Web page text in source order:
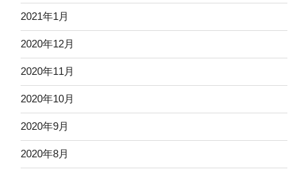
2021年1月
2020年12月
2020年11月
2020年10月
2020年9月
2020年8月